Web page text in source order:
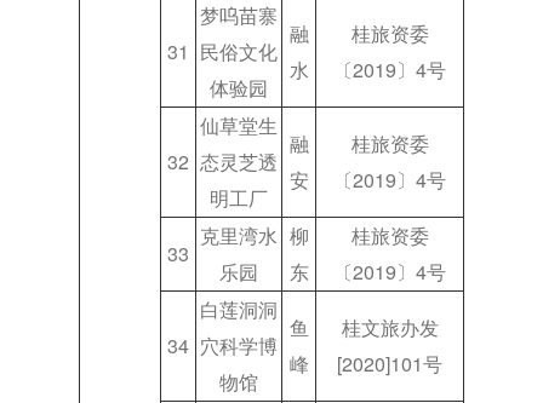
31
梦呜苗寨
民俗文化
体验园
融
水
桂旅资委
〔2019〕4号
32
仙草堂生
态灵芝透
明工厂
融
安
桂旅资委
〔2019〕4号
33
克里湾水
乐园
柳
东
桂旅资委
〔2019〕4号
34
白莲洞洞
穴科学博
物馆
鱼
峰
桂文旅办发
[2020]101号